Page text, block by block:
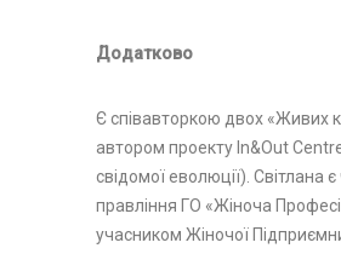
Додатково
Є співавторкою двох «Живих
автором проекту In&Out
свідомої еволюції). Світлана
правління ГО «Жіноча
учасником Жіночої